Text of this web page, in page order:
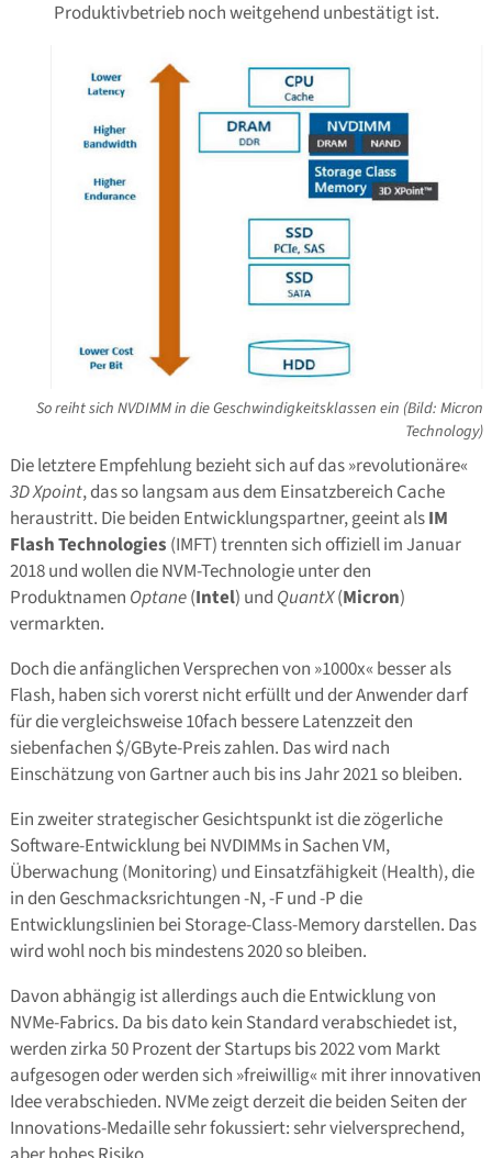
Produktivbetrieb noch weitgehend unbestätigt ist.
So reiht sich NVDIMM in die Geschwindigkeitsklassen ein (Bild: Micron
Technology)
Die letztere Empfehlung bezieht sich auf das »revolutionäre«
3D Xpoint, das so langsam aus dem Einsatzbereich Cache
heraustritt. Die beiden Entwicklungspartner, geeint alsIM
Flash Technologies (IMFT) trennten sich offiziell im Januar
2018 und wollen die NVM-Technologie unter den
Produktnamen Optane(Intel) und QuantX(Micron)
vermarkten.
Doch die anfänglichen Versprechen von »1000x« besser als
Flash, haben sich vorerst nicht erfüllt und der Anwender darf
für die vergleichsweise 10fach bessere Latenzzeit den
siebenfachen $/GByte-Preis zahlen. Das wird nach
Einschätzung von Gartner auch bis ins Jahr 2021 so bleiben.
Ein zweiter strategischer Gesichtspunkt ist die zögerliche
Software-Entwicklung bei NVDIMMs in Sachen VM,
Überwachung (Monitoring) und Einsatzfähigkeit (Health), die
in den Geschmacksrichtungen -N, -F und -P die
Entwicklungslinien bei Storage-Class-Memory darstellen. Das
wird wohl noch bis mindestens 2020 so bleiben.
Davon abhängig ist allerdings auch die Entwicklung von
NVMe-Fabrics. Da bis dato kein Standard verabschiedet ist,
werden zirka 50 Prozent der Startups bis 2022 vom Markt
aufgesogen oder werden sich »freiwillig« mit ihrer innovativen
Idee verabschieden. NVMe zeigt derzeit die beiden Seiten der
Innovations-Medaille sehr fokussiert: sehr vielversprechend,